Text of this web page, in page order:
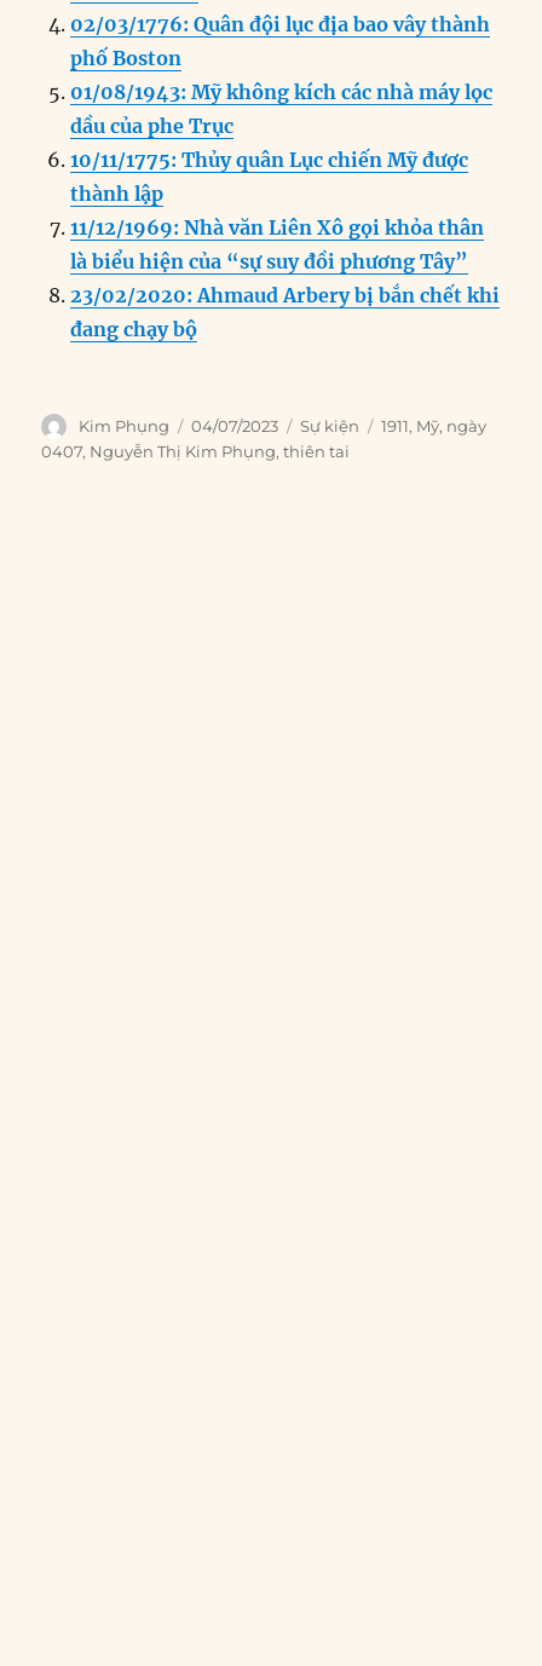
k
02/03/1776: Quân đội lục địa bao vây thành
phố Boston
01/08/1943: Mỹ không kích các nhà máy lọc
dầu của phe Trục
10/11/1775: Thủy quân Lục chiến Mỹ được
thành lập
11/12/1969: Nhà văn Liên Xô gọi khỏa thân
là biểu hiện của “sự suy đồi phương Tây”
23/02/2020: Ahmaud Arbery bị bắn chết khi
đang chạy bộ
Author
Kim Phụng
Posted
on
04/07/2023 Categories
Sự kiện Tags
1911, Mỹ, ngày
0407, Nguyễn Thị Kim Phụng,thiên tai